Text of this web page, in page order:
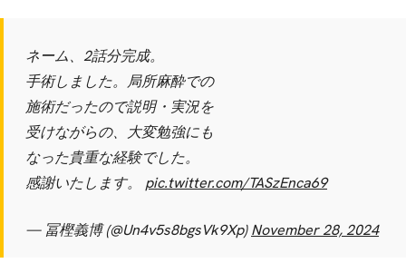
ネーム、2話分完成。
手術しました。局所麻酔での
施術だったので説明・実況を
受けながらの、大変勉強にも
なった貴重な経験でした。
感謝いたします。 pic.twitter.com/TASzEnca69
— 冨樫義博 (@Un4v5s8bgsVk9Xp)November 28, 2024